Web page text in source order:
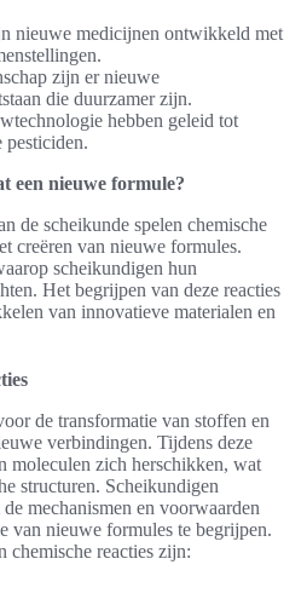
nieuwe medicijnen ontwikkeld met
zijn er nieuwe
die duurzamer zijn.
hebben geleid tot
een nieuwe formule?
de scheikunde spelen chemische
creëren van nieuwe formules.
scheikundigen hun
Het begrijpen van deze reacties
van innovatieve materialen en
de transformatie van stoffen en
verbindingen. Tijdens deze
moleculen zich herschikken, wat
structuren. Scheikundigen
mechanismen en voorwaarden
van nieuwe formules te begrijpen.
chemische reacties zijn: